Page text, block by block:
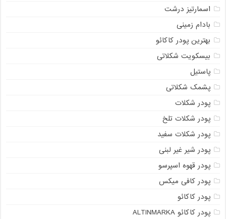
اسمارتیز درشت
بادام زمینی
بهترین پودر کاکائو
بیسکویت شکلاتی
پاستیل
پشمک شکلاتی
پودر شکلات
پودر شکلات تلخ
پودر شکلات سفید
پودر شیر غیر لبنی
پودر قهوه اسپرسو
پودر کافی میکس
پودر کاکائو
پودر کاکائو ALTINMARKA